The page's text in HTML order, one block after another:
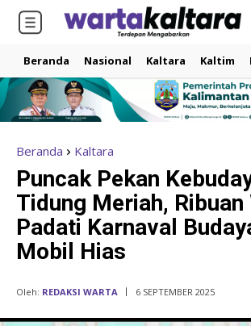
Beranda Nasional Kaltara Kaltim
Beranda Kaltara
Puncak Pekan
Tidung Meriah, Ribuan
Padati Karnaval
Mobil Hias
Oleh: REDAKSI WARTA 6 SEPTEMBER 2025